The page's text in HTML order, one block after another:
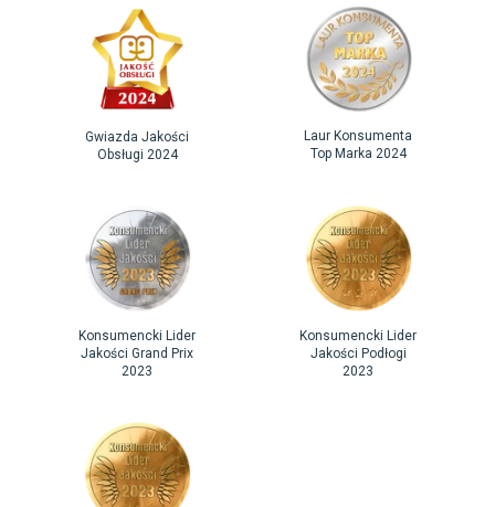
Gwiazda Jakości
Obsługi 2024
Laur Konsumenta
Top Marka 2024
Konsumencki Lider
Jakości Grand Prix
2023
Konsumencki Lider
Jakości Podłogi
2023